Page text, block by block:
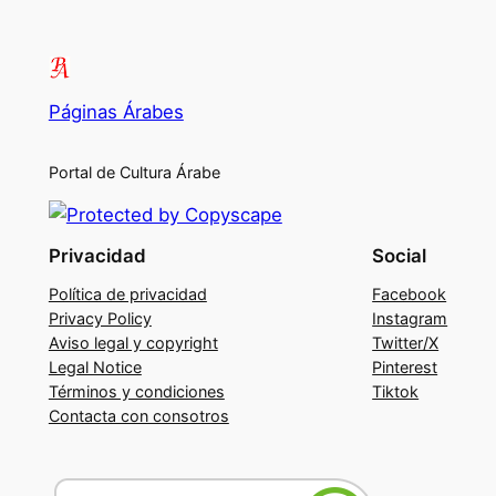
Páginas Árabes
Portal de Cultura Árabe
Privacidad
Política de privacidad
Privacy Policy
Aviso legal y copyright
Legal Notice
Términos y condiciones
Contacta con consotros
Social
Facebook
Instagram
Twitter/X
Pinterest
Tiktok